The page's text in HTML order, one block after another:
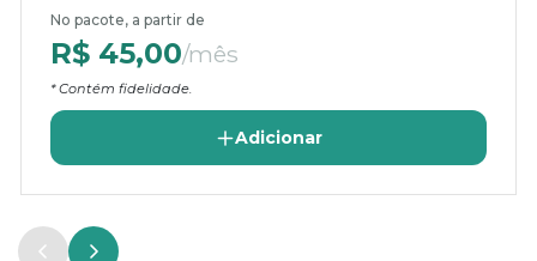
No pacote, a partir de
R$ 45,00/mês
* Contém fidelidade.
Adicionar